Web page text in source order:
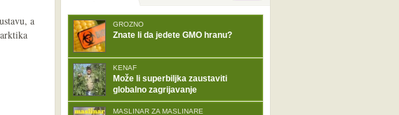
a
GROZNO
Znate li da jedete GMO hranu?
KENAF
Može li superbiljka zaustaviti
globalno zagrijavanje
MASLINAR ZA MASLINARE